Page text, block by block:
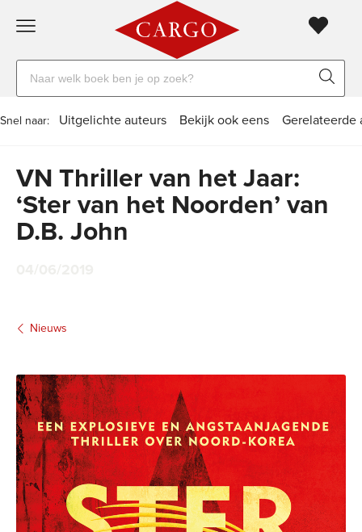
verzending20
Voor
Veilig betalen
naar
boeken,
uitgevers
Snel naar: Uitgelichte auteurs Bekijk ook eens Gerelateerde
VN Thriller van het Jaar:
‘Ster van het Noorden’ van
D.B. John
Nieuws